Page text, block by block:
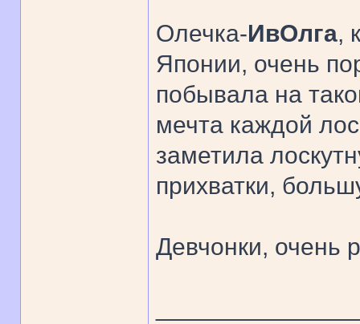
Олечка-ИвОлга,
Японии, очень
побывала на
мечта каждой
заметила
прихватки,
Девчонки, очень